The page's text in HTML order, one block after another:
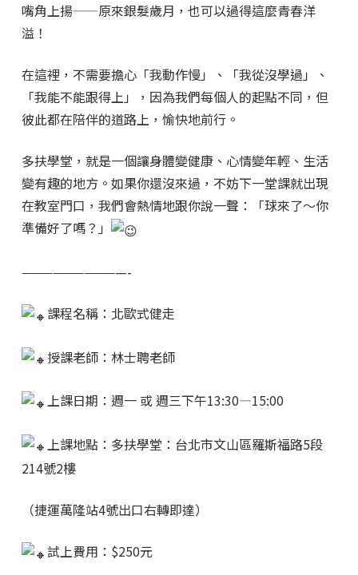
嘴角上揚——原來銀髮歲月，也可以過得這麼青春洋
溢！
在這裡，不需要擔心「我動作慢」、「我從沒學過」、
「我能不能跟得上」，因為我們每個人的起點不同，但
彼此都在陪伴的道路上，愉快地前行。
多扶學堂，就是一個讓身體變健康、心情變年輕、生活
變有趣的地方。如果你還沒來過，不妨下一堂課就出現
在教室門口，我們會熱情地跟你說一聲：「球來了～你
準備好了嗎？」
——————————-
課程名稱：北歐式健走
授課老師：林士聘老師
上課日期：週一 或 週三下午13:30—15:00
上課地點：多扶學堂：台北市文山區羅斯福路5段
214號2樓
（捷運萬隆站4號出口右轉即達）
試上費用：$250元